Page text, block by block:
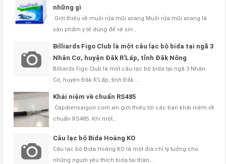
những gì
Giới thiệu về muối rửa mũi xoang Muối rửa mũi xoang là
sản phẩm y tế dùng để vệ sin…
Billiards Figo Club là một câu lạc bộ bida tại ngã 3
Nhân Cơ, huyện Đăk R'Lấp, tỉnh Đăk Nông
Billiards Figo Club là một câu lạc bộ bida tại ngã 3 Nhân
Cơ, huyện Đăk R'Lấp, tỉnh Đăk …
Khái niệm về chuẩn RS485
Capdiensaigon.com xin giới thiệu tới các bạn khái niệm về
chuẩn RS485. Khi một…
Câu lạc bộ Bida Hoàng KO
Câu lạc bộ Bida Hoàng KO là một địa chỉ lý tưởng cho
những người yêu thích bida tại thàn…